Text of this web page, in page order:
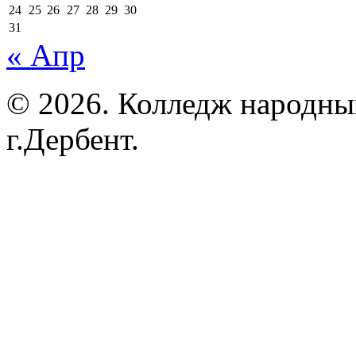
24 25 26 27 28 29 30
31
« Апр
© 2026. Колледж
г.Дербент.